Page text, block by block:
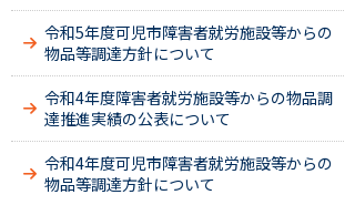
令和5年度可児市障害者就労施設等からの
物品等調達方針について
令和4年度障害者就労施設等からの物品調
達推進実績の公表について
令和4年度可児市障害者就労施設等からの
物品等調達方針について